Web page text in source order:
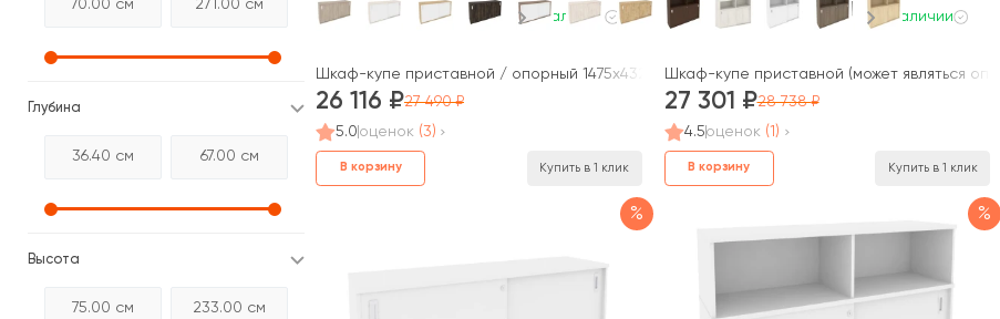
Глубина
Высота
В наличии
Шкаф-купе приставной / опорный 1475x432x750 Оникс / Onix
26 116
27 490
5.0 оценок (3)
В корзину Купить в 1 клик
В наличии
Шкаф-купе приставной (может являться
27 301
28 738
4.5оценок (1)
В корзину Купить в 1 клик
% %